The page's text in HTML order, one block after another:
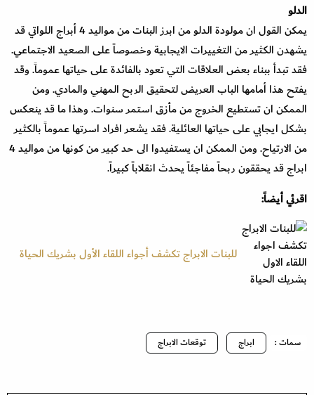
الدلو
يمكن القول ان مولودة الدلو من ابرز البنات من مواليد 4 أبراج اللواتي قد
يشهدن الكثير من التغييرات الايجابية وخصوصاً على الصعيد الاجتماعي.
فقد تبدأ ببناء بعض العلاقات التي تعود بالفائدة على حياتها عموماً. وقد
يفتح هذا أمامها الباب العريض لتحقيق الربح المهني والمادي. ومن
الممكن ان تستطيع الخروج من مأزق استمر سنوات. وهذا ما قد ينعكس
بشكل ايجابي على حياتها العائلية. فقد يشعر افراد اسرتها عموماً بالكثير
من الارتياح. ومن الممكن ان يستفيدوا الى حد كبير من كونها من مواليد 4
ابراج قد يحققون ربحاً مفاجئاً يحدث انقلاباً كبيراً.
اقرئي أيضاً:
للبنات الابراج تكشف أجواء اللقاء الأول بشريك الحياة
سمات : ابراج توقعات الابراج